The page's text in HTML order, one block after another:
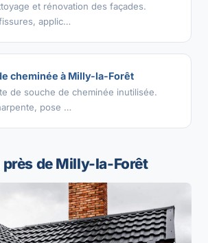
et rénovation des façades.
applic…
cheminée à Milly-la-Forêt
de souche de cheminée inutilisée.
pose …
de Milly-la-Forêt